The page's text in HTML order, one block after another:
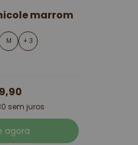
marrom
M + 3
sem juros
agora